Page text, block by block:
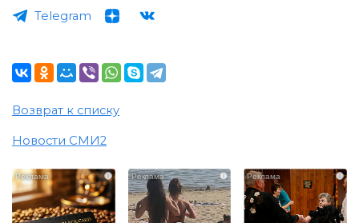
Telegram
Возврат к списку
Новости СМИ2
i i i